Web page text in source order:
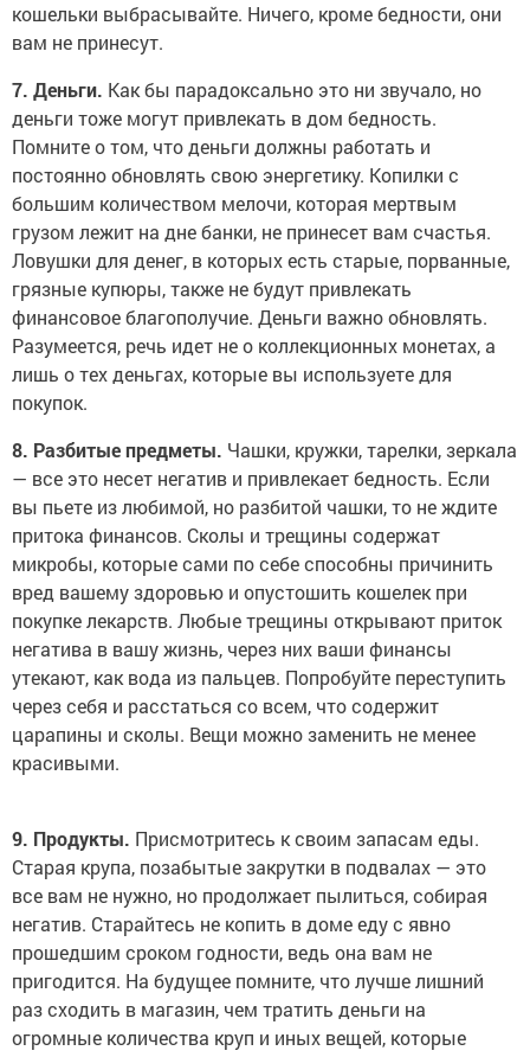
кошельки выбрасывайте. Ничего, кроме бедности, они
вам не принесут.
7. Деньги. Как бы парадоксально это ни звучало, но
деньги тоже могут привлекать в дом бедность.
Помните о том, что деньги должны работать и
постоянно обновлять свою энергетику. Копилки с
большим количеством мелочи, которая мертвым
грузом лежит на дне банки, не принесет вам счастья.
Ловушки для денег, в которых есть старые, порванные,
грязные купюры, также не будут привлекать
финансовое благополучие. Деньги важно обновлять.
Разумеется, речь идет не о коллекционных монетах, а
лишь о тех деньгах, которые вы используете для
покупок.
8. Разбитые предметы. Чашки, кружки, тарелки, зеркала
— все это несет негатив и привлекает бедность. Если
вы пьете из любимой, но разбитой чашки, то не ждите
притока финансов. Сколы и трещины содержат
микробы, которые сами по себе способны причинить
вред вашему здоровью и опустошить кошелек при
покупке лекарств. Любые трещины открывают приток
негатива в вашу жизнь, через них ваши финансы
утекают, как вода из пальцев. Попробуйте переступить
через себя и расстаться со всем, что содержит
царапины и сколы. Вещи можно заменить не менее
красивыми.
9. Продукты. Присмотритесь к своим запасам еды.
Старая крупа, позабытые закрутки в подвалах — это
все вам не нужно, но продолжает пылиться, собирая
негатив. Старайтесь не копить в доме еду с явно
прошедшим сроком годности, ведь она вам не
пригодится. На будущее помните, что лучше лишний
раз сходить в магазин, чем тратить деньги на
огромные количества круп и иных вещей, которые